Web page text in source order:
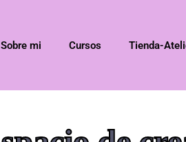
Sobre mi Cursos Tienda-